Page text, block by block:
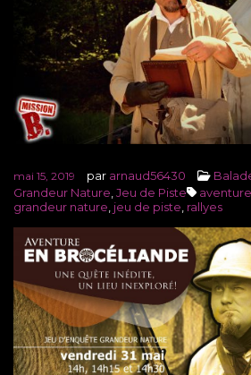
mai 15, 2019 par arnaud56430
Grandeur Nature,Jeu de Piste aventure
grandeur nature, jeu de piste, rallyes